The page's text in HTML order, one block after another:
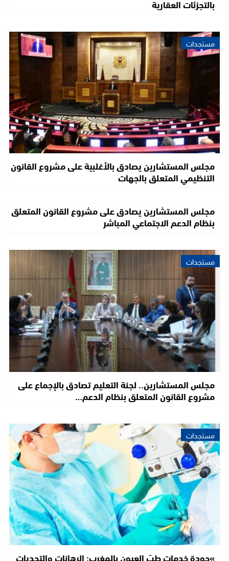
بالتجزئات العقارية
مستجدات
مجلس المستشارين يصادق بالأغلبية على مشروع القانون
التنظيمي المتعلق بالجهات
مجلس المستشارين يصادق على مشروع القانون المتعلق
بنظام الدعم الاجتماعي المباشر
مستجدات
مجلس المستشارين.. لجنة التعليم تصادق بالإجماع على
مشروع القانون المتعلق بنظام الدعم…
مستجدات